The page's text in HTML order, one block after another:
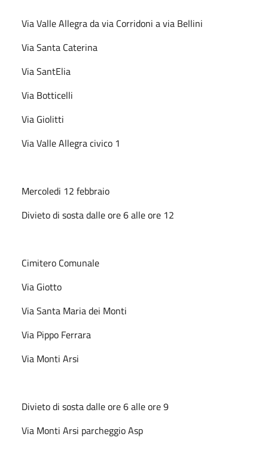
Via Valle Allegra da via Corridoni a via Bellini
Via Santa Caterina
Via SantElia
Via Botticelli
Via Giolitti
Via Valle Allegra civico 1
Mercoledi 12 febbraio
Divieto di sosta dalle ore 6 alle ore 12
Cimitero Comunale
Via Giotto
Via Santa Maria dei Monti
Via Pippo Ferrara
Via Monti Arsi
Divieto di sosta dalle ore 6 alle ore 9
Via Monti Arsi parcheggio Asp